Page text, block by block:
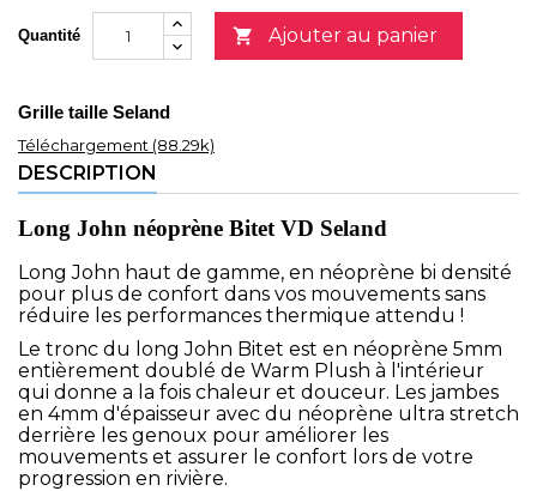
Quantité  Ajouter au panier
Grille taille Seland
Téléchargement (88.29k)
DESCRIPTION
Long John néoprène Bitet VD Seland
Long John haut de gamme, en néoprène bi densité
pour plus de confort dans vos mouvements sans
réduire les performances thermique attendu !
Le tronc du long John Bitet est en néoprène 5mm
entièrement doublé de Warm Plush à l'intérieur
qui donne a la fois chaleur et douceur. Les jambes
en 4mm d'épaisseur avec du néoprène ultra stretch
derrière les genoux pour améliorer les
mouvements et assurer le confort lors de votre
progression en rivière.